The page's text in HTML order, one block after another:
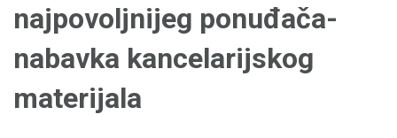
najpovoljnijeg ponuđača-
nabavka kancelarijskog
materijala